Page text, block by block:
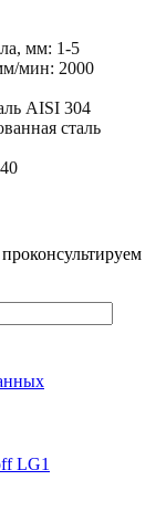
мм: 1-5
мин: 2000
AISI 304
сталь
LG1